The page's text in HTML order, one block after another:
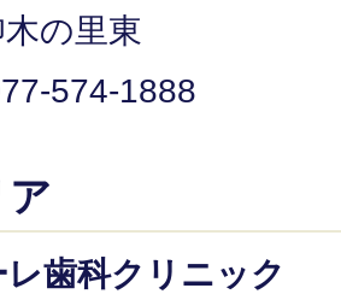
の里東
574-1888
ア
歯科クリニック